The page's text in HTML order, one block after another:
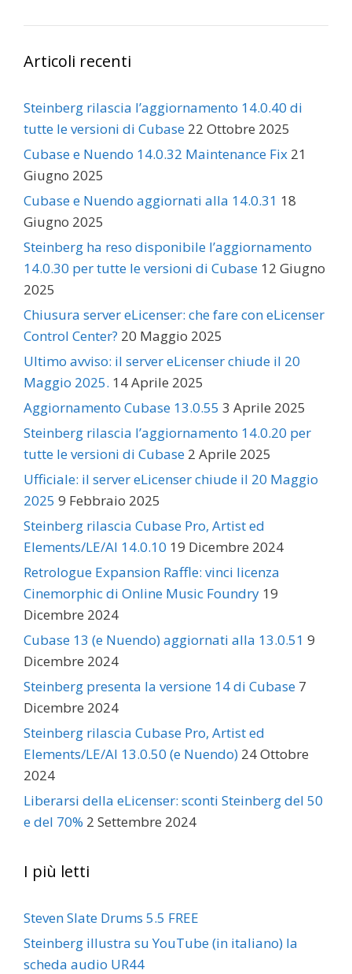
Articoli recenti
Steinberg rilascia l’aggiornamento 14.0.40 di
tutte le versioni di Cubase 22 Ottobre 2025
Cubase e Nuendo 14.0.32 Maintenance Fix 21
Giugno 2025
Cubase e Nuendo aggiornati alla 14.0.31 18
Giugno 2025
Steinberg ha reso disponibile l’aggiornamento
14.0.30 per tutte le versioni di Cubase 12 Giugno
2025
Chiusura server eLicenser: che fare con eLicenser
Control Center? 20 Maggio 2025
Ultimo avviso: il server eLicenser chiude il 20
Maggio 2025. 14 Aprile 2025
Aggiornamento Cubase 13.0.55 3 Aprile 2025
Steinberg rilascia l’aggiornamento 14.0.20 per
tutte le versioni di Cubase 2 Aprile 2025
Ufficiale: il server eLicenser chiude il 20 Maggio
2025 9 Febbraio 2025
Steinberg rilascia Cubase Pro, Artist ed
Elements/LE/AI 14.0.10 19 Dicembre 2024
Retrologue Expansion Raffle: vinci licenza
Cinemorphic di Online Music Foundry 19
Dicembre 2024
Cubase 13 (e Nuendo) aggiornati alla 13.0.51 9
Dicembre 2024
Steinberg presenta la versione 14 di Cubase 7
Dicembre 2024
Steinberg rilascia Cubase Pro, Artist ed
Elements/LE/AI 13.0.50 (e Nuendo) 24 Ottobre
2024
Liberarsi della eLicenser: sconti Steinberg del 50
e del 70% 2 Settembre 2024
I più letti
Steven Slate Drums 5.5 FREE
Steinberg illustra su YouTube (in italiano) la
scheda audio UR44